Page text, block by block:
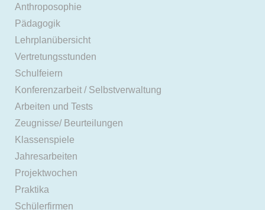
Anthroposophie
Pädagogik
Lehrplanübersicht
Vertretungsstunden
Schulfeiern
Konferenzarbeit / Selbstverwaltung
Arbeiten und Tests
Zeugnisse/ Beurteilungen
Klassenspiele
Jahresarbeiten
Projektwochen
Praktika
Schülerfirmen